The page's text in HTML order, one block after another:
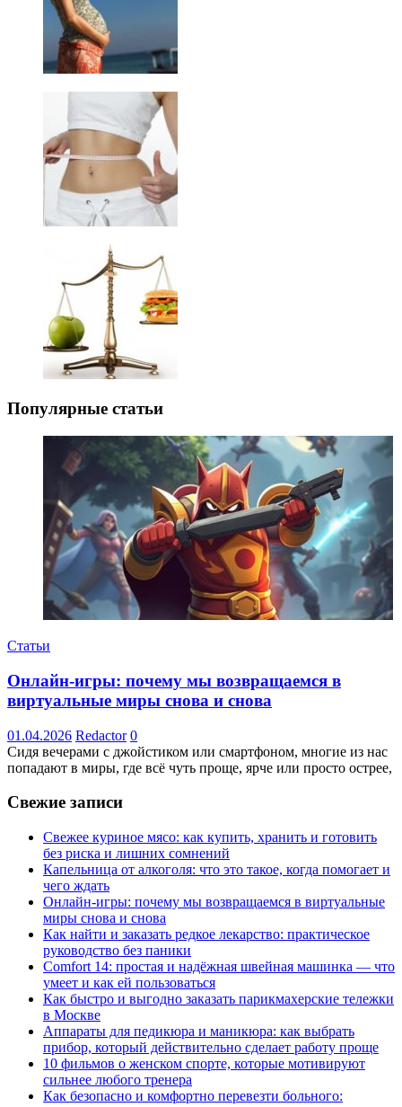
Популярные статьи
Статьи
Онлайн-игры: почему мы возвращаемся в
виртуальные миры снова и снова
01.04.2026 Redactor 0
Сидя вечерами с джойстиком или смартфоном, многие из нас
попадают в миры, где всё чуть проще, ярче или просто острее,
Свежие записи
Свежее куриное мясо: как купить, хранить и готовить
без риска и лишних сомнений
Капельница от алкоголя: что это такое, когда помогает и
чего ждать
Онлайн-игры: почему мы возвращаемся в виртуальные
миры снова и снова
Как найти и заказать редкое лекарство: практическое
руководство без паники
Comfort 14: простая и надёжная швейная машинка — что
умеет и как ей пользоваться
Как быстро и выгодно заказать парикмахерские тележки
в Москве
Аппараты для педикюра и маникюра: как выбрать
прибор, который действительно сделает работу проще
10 фильмов о женском спорте, которые мотивируют
сильнее любого тренера
Как безопасно и комфортно перевезти больного: